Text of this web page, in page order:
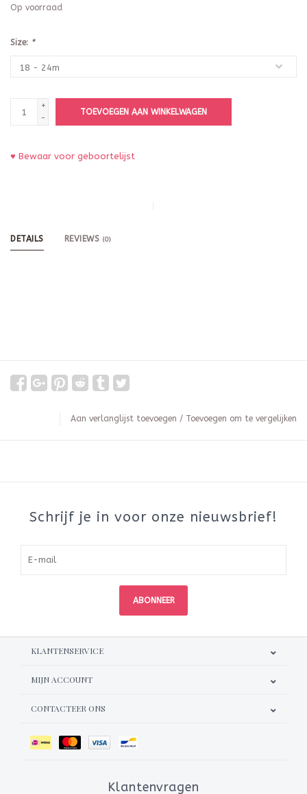
Op voorraad
Size: *
+
-
TOEVOEGEN AAN WINKELWAGEN
♥ Bewaar voor geboortelijst
DETAILS REVIEWS (0)
Aan verlanglijst toevoegen / Toevoegen om te vergelijken
Schrijf je in voor onze nieuwsbrief!
ABONNEER
KLANTENSERVICE
MIJN ACCOUNT
CONTACTEER ONS
Klantenvragen